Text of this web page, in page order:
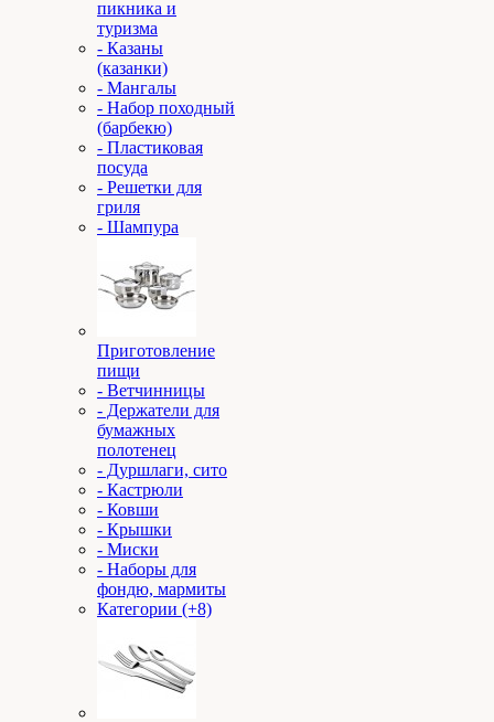
пикника и
туризма
- Казаны
(казанки)
- Мангалы
- Набор походный
(барбекю)
- Пластиковая
посуда
- Решетки для
гриля
- Шампура
Приготовление
пищи
- Ветчинницы
- Держатели для
бумажных
полотенец
- Дуршлаги, сито
- Кастрюли
- Ковши
- Крышки
- Миски
- Наборы для
фондю, мармиты
Категории (+8)